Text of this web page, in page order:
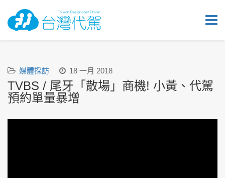
媒體採訪 18 一月 2018
TVBS / 尾牙「散場」商機! 小黃、代駕
預約單量暴增